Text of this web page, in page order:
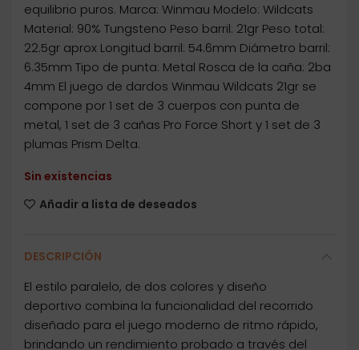
equilibrio puros. Marca: Winmau Modelo: Wildcats
Material: 90% Tungsteno Peso barril: 21gr Peso total:
22.5gr aprox Longitud barril: 54.6mm Diámetro barril:
6.35mm Tipo de punta: Metal Rosca de la caña: 2ba
4mm El juego de dardos Winmau Wildcats 21gr se
compone por 1 set de 3 cuerpos con punta de
metal, 1 set de 3 cañas Pro Force Short y 1 set de 3
plumas Prism Delta.
Sin existencias
Añadir a lista de deseados
DESCRIPCIÓN
El estilo paralelo, de dos colores y diseño
deportivo combina la funcionalidad del recorrido
diseñado para el juego moderno de ritmo rápido,
brindando un rendimiento probado a través del